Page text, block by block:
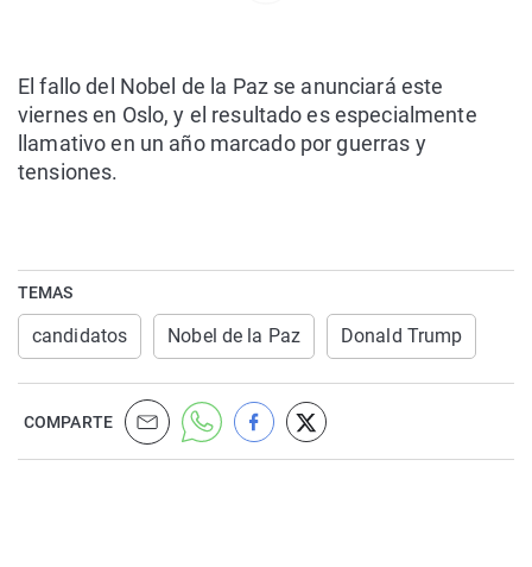
El fallo del Nobel de la Paz se anunciará este
viernes en Oslo, y el resultado es especialmente
llamativo en un año marcado por guerras y
tensiones.
TEMAS
candidatos Nobel de la Paz Donald Trump
COMPARTE